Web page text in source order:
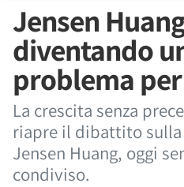
Jensen
diventando
problema per
La crescita senza
riapre il dibattito sulla
Jensen Huang, oggi
condiviso.